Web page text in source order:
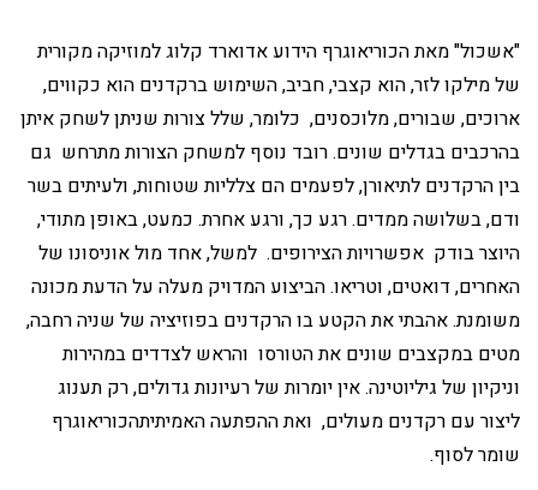
"אשכול" מאת הכוריאוגרף הידוע אדוארד קלוג למוזיקה מקורית
של מילקו לזר, הוא קצבי, חביב, השימוש ברקדנים הוא כקווים,
ארוכים, שבורים, מלוכסנים, כלומר, שלל צורות שניתן לשחק איתן
בהרכבים בגדלים שונים. רובד נוסף למשחק הצורות מתרחש גם
בין הרקדנים לתיאורן, לפעמים הם צלליות שטוחות, ולעיתים בשר
ודם, בשלושה ממדים. רגע כך, ורגע אחרת. כמעט, באופן מתודי,
היוצר בודק אפשרויות הצירופים. למשל, אחד מול אוניסונו של
האחרים, דואטים, וטריאו. הביצוע המדויק מעלה על הדעת מכונה
משומנת. אהבתי את הקטע בו הרקדנים בפוזיציה של שניה רחבה,
מטים במקצבים שונים את הטורסו והראש לצדדים במהירות
וניקיון של גיליוטינה. אין יומרות של רעיונות גדולים, רק תענוג
ליצור עם רקדנים מעולים, ואת ההפתעה האמיתיתהכוריאוגרף
שומר לסוף.